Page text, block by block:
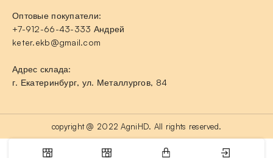
Оптовые покупатели:
+7-912-66-43-333 Андрей
keter.ekb@gmail.com
Адрес склада:
г. Екатеринбург, ул. Металлургов, 84
copyright @ 2022 AgniHD. All rights reserved.